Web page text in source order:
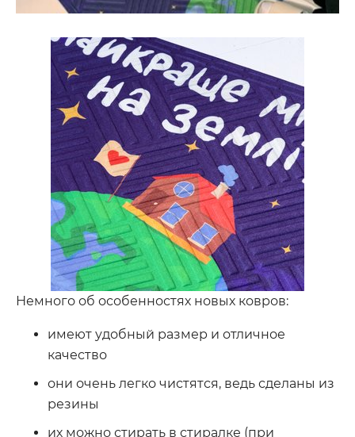
Немного об особенностях новых ковров:
имеют удобный размер и отличное
качество
они очень легко чистятся, ведь сделаны из
резины
их можно стирать в стиралке (при